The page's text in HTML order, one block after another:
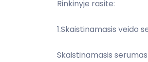
Rinkinyje rasite:
1.Skaistinamasis veido
Skaistinamasis